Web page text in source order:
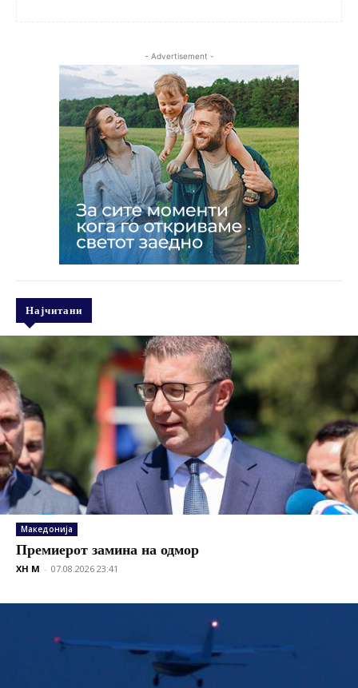
- Advertisement -
Најчитани
Македонија
Премиерот замина на одмор
XH M - 07.08.2026 23:41